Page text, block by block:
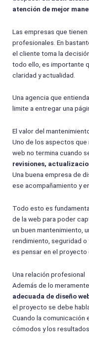
atención de mejor
Las empresas que
profesionales. En
el cliente toma la
todo ello, es importante
claridad y actualidad.
Una agencia que
limite a entregar una
El valor del
Uno de los aspectos que
web no termina cuando
revisiones,
Una buena empresa de
ese acompañamiento y
Todo esto es
de la web para poder
un buen mantenimiento,
rendimiento, seguridad
es pensar en el proyecto
Una relación profesional
Además de lo
adecuada de diseño
el proyecto se debe
Cuando la comunicación
cómodos y los